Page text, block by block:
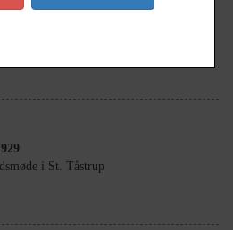
Søren Vilhelm Sørensen, Skovvejen
i St. Tåstrup